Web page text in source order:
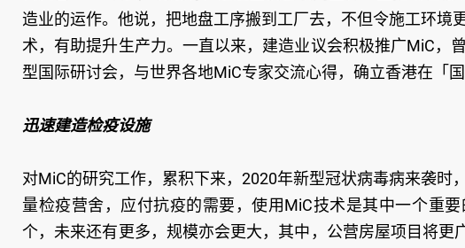
造业的运作。他说，把地盘工序搬到工厂去，不但令施工环境
术，有助提升生产力。一直以来，建造业议会积极推广MiC，
型国际研讨会，与世界各地MiC专家交流心得，确立香港在「
迅速建造检疫设施
对MiC的研究工作，累积下来，2020年新型冠状病毒病来袭时
量检疫营舍，应付抗疫的需要，使用MiC技术是其中一个重
个，未来还有更多，规模亦会更大，其中，公营房屋项目将